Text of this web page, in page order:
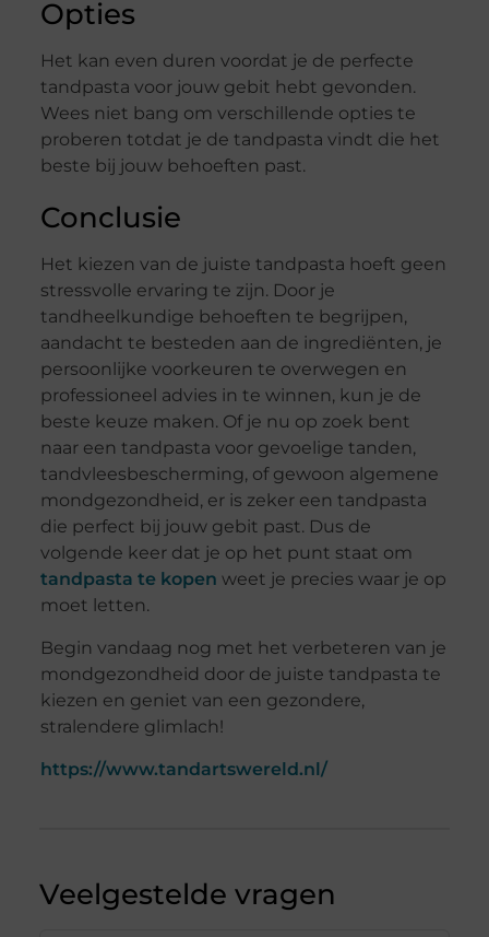
Opties
Het kan even duren voordat je de perfecte
tandpasta voor jouw gebit hebt gevonden.
Wees niet bang om verschillende opties te
proberen totdat je de tandpasta vindt die het
beste bij jouw behoeften past.
Conclusie
Het kiezen van de juiste tandpasta hoeft geen
stressvolle ervaring te zijn. Door je
tandheelkundige behoeften te begrijpen,
aandacht te besteden aan de ingrediënten, je
persoonlijke voorkeuren te overwegen en
professioneel advies in te winnen, kun je de
beste keuze maken. Of je nu op zoek bent
naar een tandpasta voor gevoelige tanden,
tandvleesbescherming, of gewoon algemene
mondgezondheid, er is zeker een tandpasta
die perfect bij jouw gebit past. Dus de
volgende keer dat je op het punt staat om
tandpasta te kopen weet je precies waar je op
moet letten.
Begin vandaag nog met het verbeteren van je
mondgezondheid door de juiste tandpasta te
kiezen en geniet van een gezondere,
stralendere glimlach!
https://www.tandartswereld.nl/
Veelgestelde vragen